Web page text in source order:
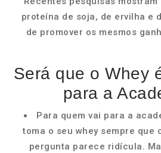
proteína de soja, de ervilha e
de promover os mesmos
Será que o Whey
para a
Para quem vai para a
toma o seu whey sempre que
pergunta parece ridícula.